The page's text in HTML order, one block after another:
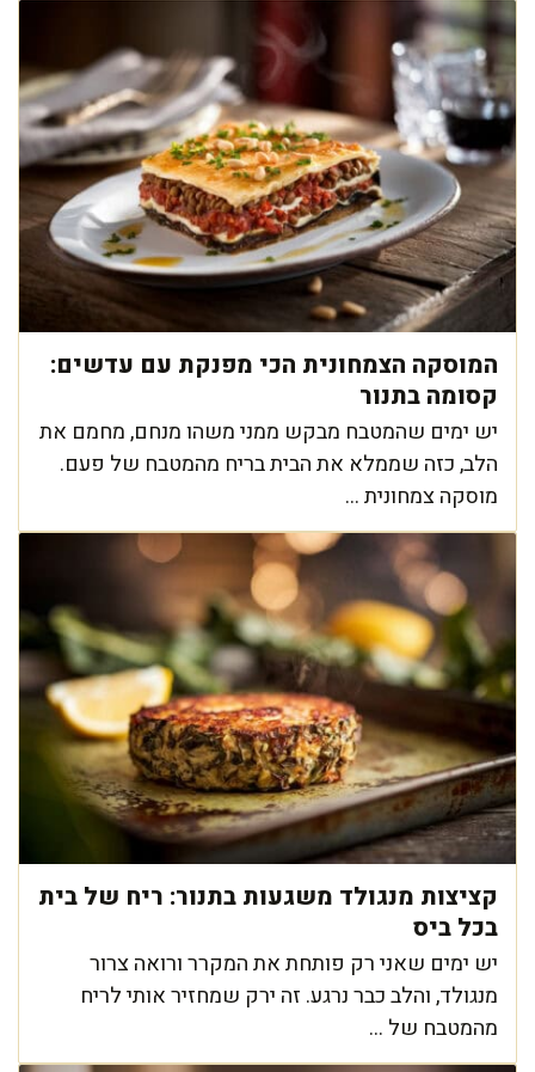
המוסקה הצמחונית הכי מפנקת עם עדשים:
קסומה בתנור
יש ימים שהמטבח מבקש ממני משהו מנחם, מחמם את
הלב, כזה שממלא את הבית בריח מהמטבח של פעם.
מוסקה צמחונית ...
קציצות מנגולד משגעות בתנור: ריח של בית
בכל ביס
יש ימים שאני רק פותחת את המקרר ורואה צרור
מנגולד, והלב כבר נרגע. זה ירק שמחזיר אותי לריח
מהמטבח של ...